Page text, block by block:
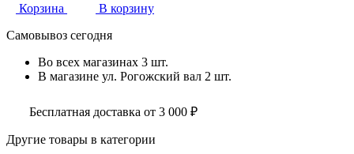
Корзина
В корзину
Самовывоз сегодня
Во всех магазинах 3 шт.
В магазине ул. Рогожский вал 2 шт.
Бесплатная доставка от 3 000 ₽
Другие товары в категории